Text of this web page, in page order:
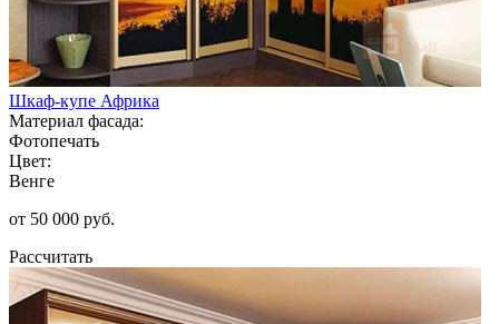
Шкаф-купе Африка
Материал фасада:
Фотопечать
Цвет:
Венге
от 50 000 руб.
Рассчитать